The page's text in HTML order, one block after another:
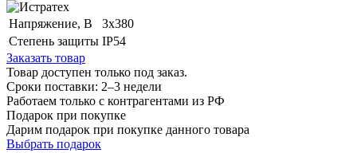
Напряжение, B
3x380
Степень защиты IP54
Заказать товар
Товар доступен только под заказ.
Сроки поставки: 2–3 недели
Работаем только с контрагентами из РФ
Подарок при покупке
Дарим подарок при покупке данного товара
Выбрать подарок